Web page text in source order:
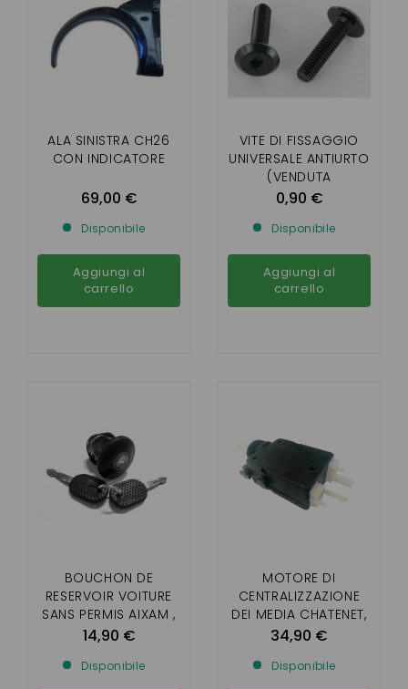
ALA SINISTRA CH26
CON INDICATORE
69,00 €
Disponibile
Aggiungi al
carrello
VITE DI FISSAGGIO
UNIVERSALE ANTIURTO
(VENDUTA
INDIVIDUALMENTE)
0,90 €
Disponibile
Aggiungi al
carrello
BOUCHON DE
RESERVOIR VOITURE
SANS PERMIS AIXAM ,
MICROCAR , LIGIER ,
AVEC CLEF)
14,90 €
Disponibile
MOTORE DI
CENTRALIZZAZIONE
DEI MEDIA CHATENET,
BAROODER, CH26,
(PASSENGER)
34,90 €
Disponibile